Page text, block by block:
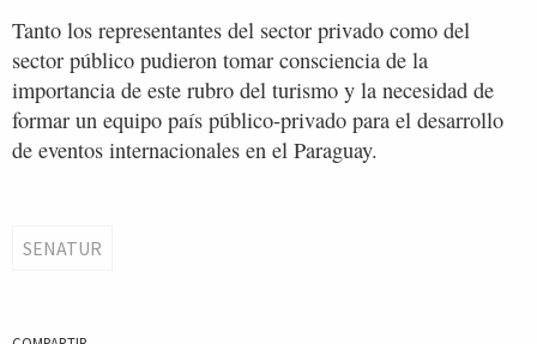
Tanto los representantes del sector privado como del
sector público pudieron tomar consciencia de la
importancia de este rubro del turismo y la necesidad de
formar un equipo país público-privado para el desarrollo
de eventos internacionales en el Paraguay.
SENATUR